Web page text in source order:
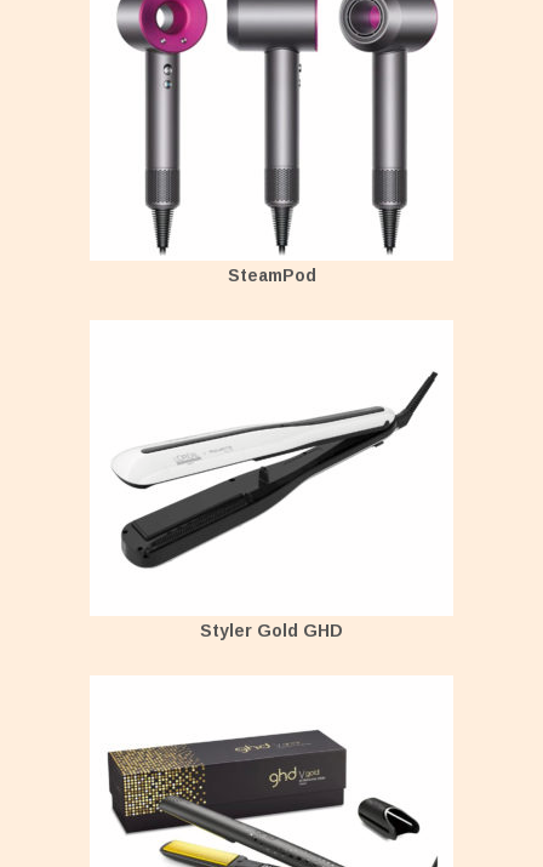
SteamPod
Styler Gold GHD